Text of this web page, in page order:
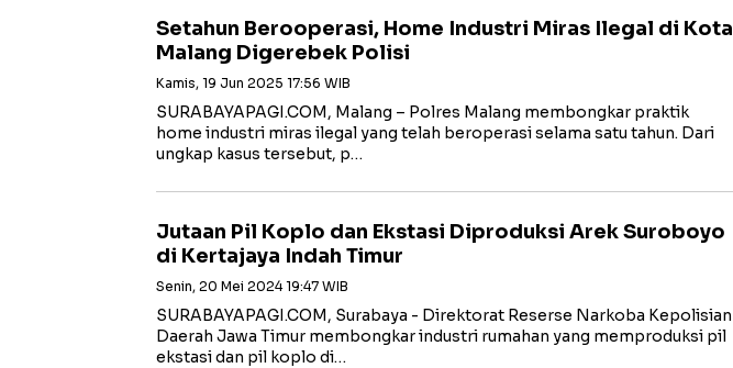
Setahun Berooperasi, Home Industri Miras Ilegal di Kota
Malang Digerebek Polisi
Kamis, 19 Jun 2025 17:56 WIB
SURABAYAPAGI.COM, Malang – Polres Malang membongkar praktik
home industri miras ilegal yang telah beroperasi selama satu tahun. Dari
ungkap kasus tersebut, p…
Jutaan Pil Koplo dan Ekstasi Diproduksi Arek Suroboyo
di Kertajaya Indah Timur
Senin, 20 Mei 2024 19:47 WIB
SURABAYAPAGI.COM, Surabaya - Direktorat Reserse Narkoba Kepolisian
Daerah Jawa Timur membongkar industri rumahan yang memproduksi pil
ekstasi dan pil koplo di…